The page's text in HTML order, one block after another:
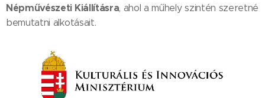
Népművészeti Kiállításra, ahol a műhely szintén szeretné
bemutatni alkotásait.